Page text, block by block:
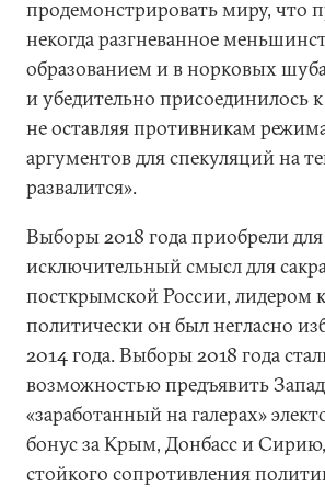
продемонстрировать миру, что
некогда разгневанное
образованием и в норковых
и убедительно присоединилось
не оставляя противникам
аргументов для спекуляций на
развалится».
Выборы 2018 года приобрели
исключительный смысл для
посткрымской России, лидером
политически он был негласно
2014 года. Выборы 2018 года
возможностью предъявить
«заработанный на галерах»
бонус за Крым, Донбасс и
стойкого сопротивления